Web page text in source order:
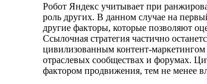
Робот Яндекс учитывает при
роль других. В данном случае на
другие факторы, которые позволяют
Ссылочная стратегия частично
цивилизованным контент-
отраслевых сообществах и форумах.
фактором продвижения, тем не менее